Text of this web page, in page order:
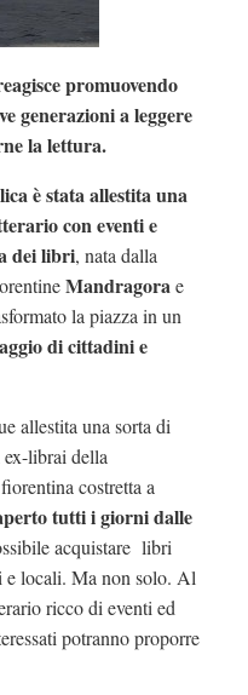
promuovendo
generazioni a leggere
la lettura.
è stata allestita una
con eventi e
dei libri, nata dalla
Mandragorae
la piazza in un
di cittadini e
allestita una sorta di
librai della
costretta a
tutti i giorni dalle
acquistare libri
e locali. Ma non solo. Al
ricco di eventi ed
potranno proporre